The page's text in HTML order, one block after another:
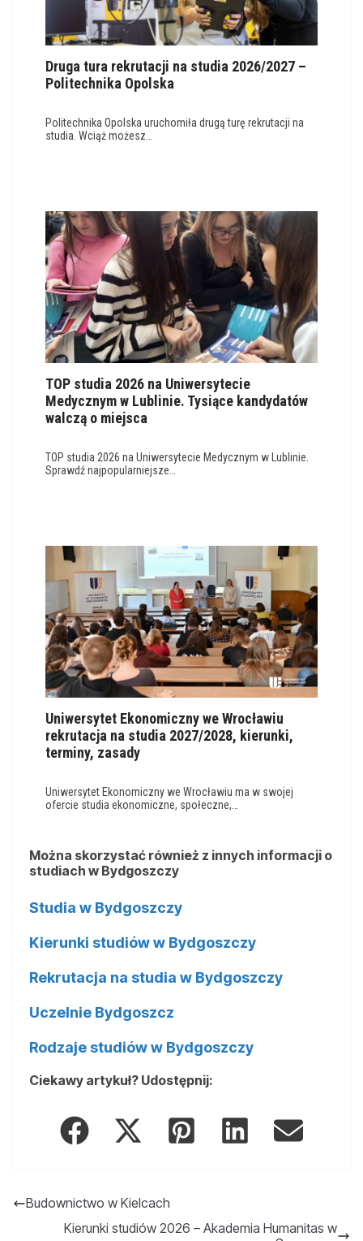
Druga tura rekrutacji na studia 2026/2027 –
Politechnika Opolska
Politechnika Opolska uruchomiła drugą turę rekrutacji na
studia. Wciąż możesz…
TOP studia 2026 na Uniwersytecie
Medycznym w Lublinie. Tysiące kandydatów
walczą o miejsca
TOP studia 2026 na Uniwersytecie Medycznym w Lublinie.
Sprawdź najpopularniejsze…
Uniwersytet Ekonomiczny we Wrocławiu
rekrutacja na studia 2027/2028, kierunki,
terminy, zasady
Uniwersytet Ekonomiczny we Wrocławiu ma w swojej
ofercie studia ekonomiczne, społeczne,…
Można skorzystać również z innych informacji o
studiach w Bydgoszczy
Studia w Bydgoszczy
Kierunki studiów w Bydgoszczy
Rekrutacja na studia w Bydgoszczy
Uczelnie Bydgoszcz
Rodzaje studiów w Bydgoszczy
Ciekawy artykuł? Udostępnij:
Budownictwo w Kielcach
Kierunki studiów 2026 – Akademia Humanitas w